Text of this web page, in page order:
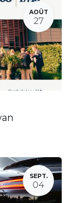
AOÛT
27
SEPT.
04